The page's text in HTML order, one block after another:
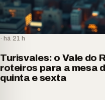
· há 21 h
Turisvales: o Vale do
roteiros para a mesa
quinta e sexta